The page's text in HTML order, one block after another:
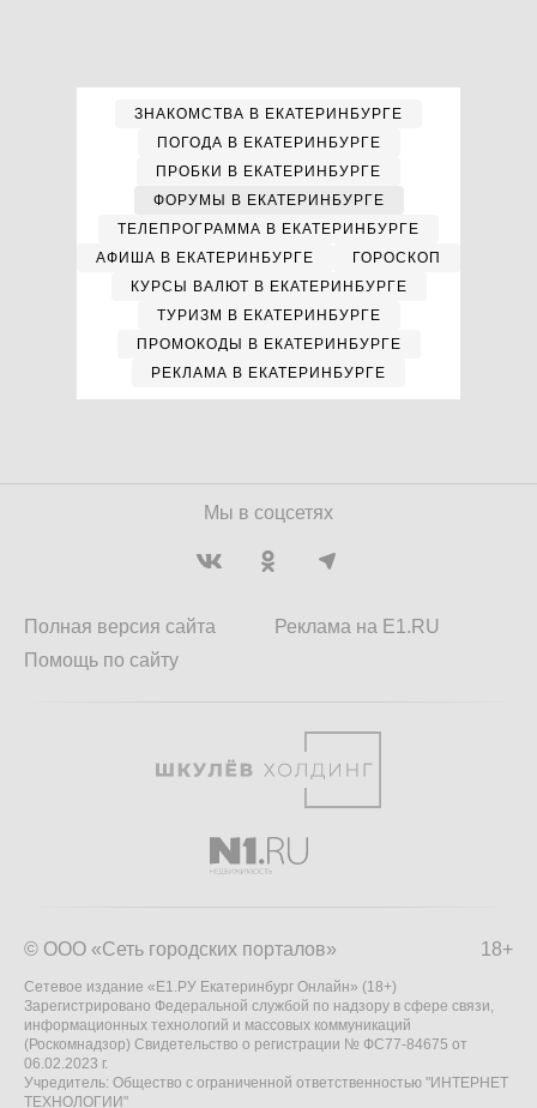
ЗНАКОМСТВА В ЕКАТЕРИНБУРГЕ
ПОГОДА В ЕКАТЕРИНБУРГЕ
ПРОБКИ В ЕКАТЕРИНБУРГЕ
ФОРУМЫ В ЕКАТЕРИНБУРГЕ
ТЕЛЕПРОГРАММА В ЕКАТЕРИНБУРГЕ
АФИША В ЕКАТЕРИНБУРГЕ
ГОРОСКОП
КУРСЫ ВАЛЮТ В ЕКАТЕРИНБУРГЕ
ТУРИЗМ В ЕКАТЕРИНБУРГЕ
ПРОМОКОДЫ В ЕКАТЕРИНБУРГЕ
РЕКЛАМА В ЕКАТЕРИНБУРГЕ
Мы в соцсетях
Полная версия сайта
Помощь по сайту
Реклама на E1.RU
18+
© ООО «Сеть городских порталов»
Сетевое издание «Е1.РУ Екатеринбург Онлайн» (18+)
Зарегистрировано Федеральной службой по надзору в сфере связи,
информационных технологий и массовых коммуникаций
(Роскомнадзор) Свидетельство о регистрации № ФС77-84675 от
06.02.2023 г.
Учредитель: Общество с ограниченной ответственностью "ИНТЕРНЕТ
ТЕХНОЛОГИИ"